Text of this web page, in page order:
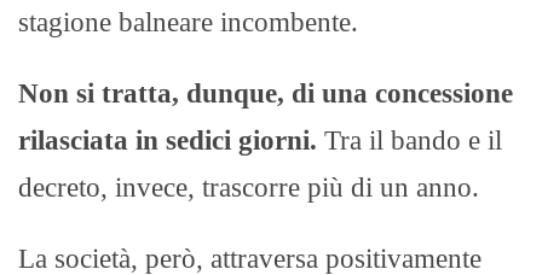
stagione balneare incombente.
Non si tratta, dunque, di una concessione
rilasciata in sedici giorni. Tra il bando e il
decreto, invece, trascorre più di un anno.
La società, però, attraversa positivamente